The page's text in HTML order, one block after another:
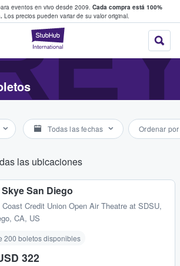
eventos en vivo desde 2009. Cada compra está 100%
Los precios pueden variar de su valor original.
StubHub: donde
y venden boletos
Todas las fechas Ordenar
las ubicaciones
San Diego
Coast Credit Union Open Air Theatre at SDSU,
CA, US
200 boletos disponibles
322